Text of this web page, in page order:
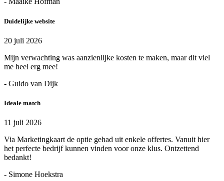
Duidelijke website
20 juli 2026
Mijn verwachting was aanzienlijke kosten te maken, maar dit viel
me heel erg mee!
- Guido van Dijk
Ideale match
11 juli 2026
Via Marketingkaart de optie gehad uit enkele offertes. Vanuit hier
het perfecte bedrijf kunnen vinden voor onze klus. Ontzettend
bedankt!
- Simone Hoekstra